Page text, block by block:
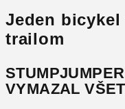
Jeden
trailom
VYMAZAL